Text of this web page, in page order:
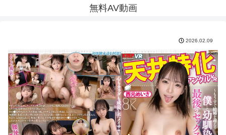
無料AV動画
2026.02.09